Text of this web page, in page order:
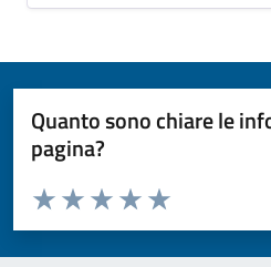
Quanto sono chiare le
pagina?
Valuta da 1 a 5 stelle la pagina
Valuta 5 stelle
Valuta 4 stelle su 5
Valuta 3 stelle su 5
Valuta 2 stelle su 5
Valuta 1 stelle su 5